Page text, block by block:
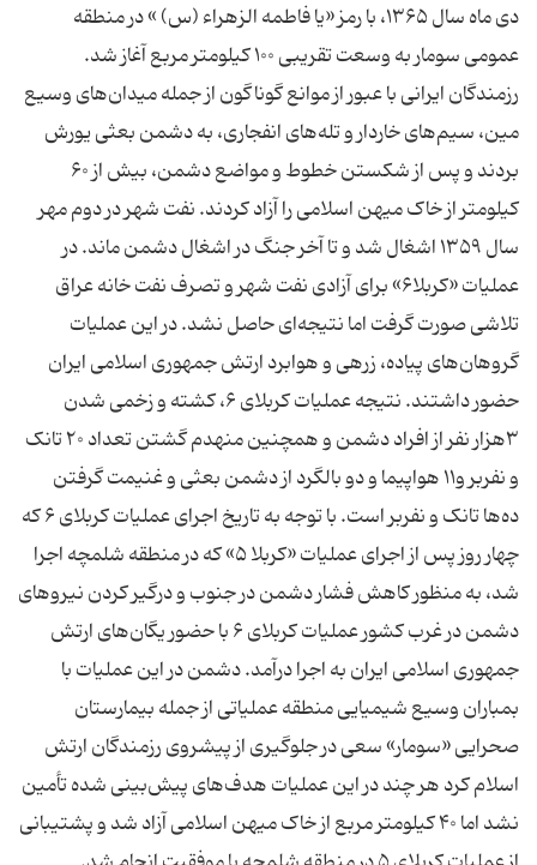
دی ماه سال ۱۳۶۵، با رمز «یا فاطمه الزهراء‌ (س) » در منطقه
عمومی سومار به وسعت تقریبی ۱۰۰ کیلومتر مربع آغاز شد.
رزمندگان ایرانی با عبور از موانع گوناگون از جمله میدان‏‌های وسیع
مین، سیم‏‌های خاردار و تله‏‌های انفجاری، به دشمن بعثی یورش
بردند و پس از شکستن خطوط و مواضع دشمن، بیش از ۶۰
کیلومتر از خاک میهن اسلامی را آزاد کردند. نفت شهر در دوم مهر
سال ۱۳۵۹ اشغال شد و تا آخر جنگ در اشغال دشمن ماند. در
عملیات «کربلا۶» برای آزادی نفت شهر و تصرف نفت خانه عراق
تلاشی صورت گرفت اما نتیجه‌ای حاصل نشد. در این عملیات
گروهان‌های پیاده، زرهی و هوابرد ارتش جمهوری اسلامی ایران
حضور داشتند. نتیجه عملیات کربلای ۶، کشته و زخمی شدن
۳هزار نفر از افراد دشمن و همچنین منهدم گشتن تعداد ۲۰ تانک
و نفربر و۱۱ هواپیما و دو بالگرد از دشمن بعثی و غنیمت گرفتن
ده‌ها تانک و نفربر است. با توجه به تاریخ اجرای عملیات کربلای ۶ که
چهار روز پس از اجرای عملیات «کربلا ۵» که در منطقه شلمچه اجرا
شد، به منظور کاهش فشار دشمن در جنوب و درگیر کردن نیروهای
دشمن در غرب کشور عملیات کربلای ۶ با حضور یگان‌های ارتش
جمهوری اسلامی ایران به اجرا درآمد. دشمن در این عملیات با
بمباران وسیع شیمیایی منطقه عملیاتی از جمله بیمارستان
صحرایی «سومار» سعی در جلوگیری از پیشروی رزمندگان ارتش
اسلام کرد هر چند در این عملیات هدف‌های پیش‌بینی شده تأمین
نشد اما ۴۰ کیلومتر مربع از خاک میهن اسلامی آزاد شد و پشتیبانی